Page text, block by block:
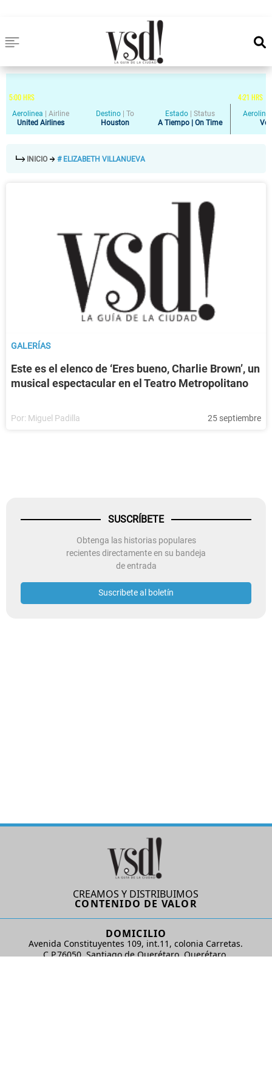
5:00HRS 4:21 HRS
Aerolinea
Airline
United Airlines
Destino
To
Houston
Estado
Status
A Tiempo | On Time
INICIO # ELIZABETH VILLANUEVA
GALERÍAS
Este es el elenco de ‘Eres bueno, Charlie Brown’, un
musical espectacular en el Teatro Metropolitano
Por: Miguel Padilla 25 septiembre
SUSCRÍBETE
Obtenga las historias populares
recientes directamente en su bandeja
de entrada
Suscribete al boletín
CREAMOS Y DISTRIBUIMOS
CONTENIDO DE VALOR
DOMICILIO
Avenida Constituyentes 109, int.11, colonia Carretas.
C.P.76050. Santiago de Querétaro, Querétaro.